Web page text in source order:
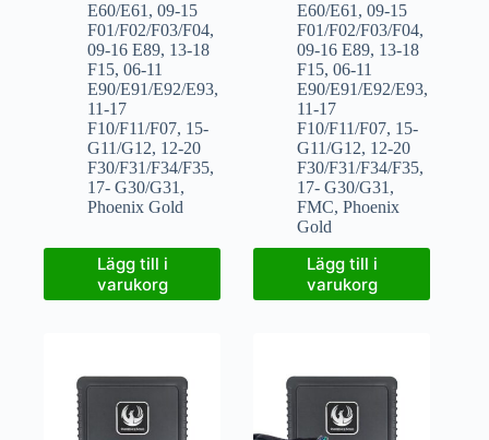
E60/E61 , 09-15
F01/F02/F03/F04,
09-16 E89, 13-18
F15, 06-11
E90/E91/E92/E93,
11-17
F10/F11/F07, 15-
G11/G12, 12-20
F30/F31/F34/F35,
17- G30/G31 ,
Phoenix Gold
Lägg till i
varukorg
E60/E61 ,09-15
F01/F02/F03/F04,
09-16 E89, 13-18
F15,06-11
E90/E91/E92/E93,
11-17
F10/F11/F07, 15-
G11/G12, 12-20
F30/F31/F34/F35,
17- G30/G31 ,
FMC,Phoenix
Gold
Lägg till i
varukorg